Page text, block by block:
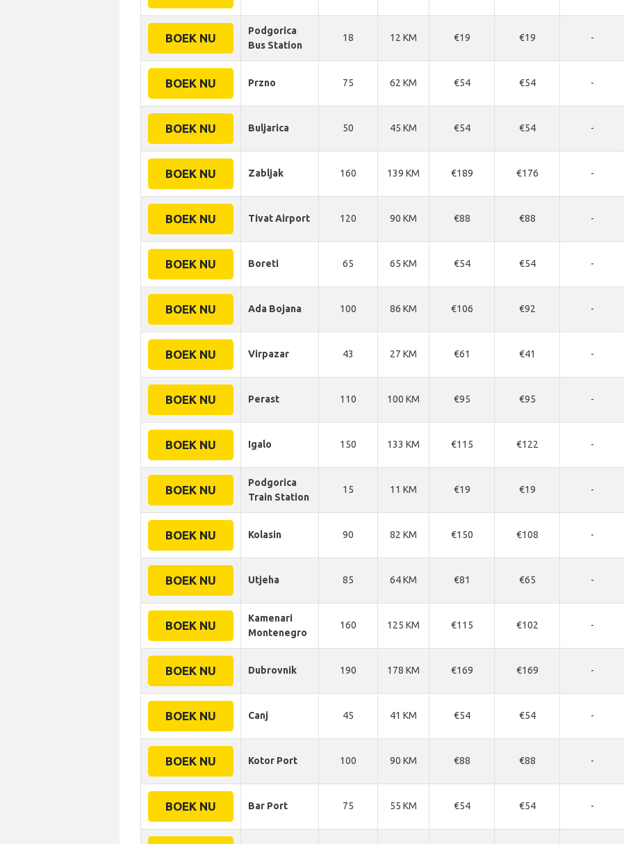
BOEK NU
Podgorica
Bus Station
18 12 KM €19 €19 -
BOEK NU Przno 75 62 KM €54 €54 -
BOEK NU Buljarica 50 45 KM €54 €54 -
BOEK NU Zabljak 160 139 KM €189 €176 -
BOEK NU Tivat Airport 120 90 KM €88 €88 -
BOEK NU Boreti 65 65 KM €54 €54 -
BOEK NU Ada Bojana 100 86 KM €106 €92 -
BOEK NU Virpazar 43 27 KM €61 €41 -
BOEK NU Perast 110 100 KM €95 €95 -
BOEK NU Igalo 150 133 KM €115 €122 -
BOEK NU
Podgorica
Train Station
15 11 KM €19 €19 -
BOEK NU Kolasin 90 82 KM €150 €108 -
BOEK NU Utjeha 85 64 KM €81 €65 -
BOEK NU
Kamenari
Montenegro
160 125 KM €115 €102 -
BOEK NU Dubrovnik 190 178 KM €169 €169 -
BOEK NU Canj 45 41 KM €54 €54 -
BOEK NU Kotor Port 100 90 KM €88 €88 -
BOEK NU Bar Port 75 55 KM €54 €54 -